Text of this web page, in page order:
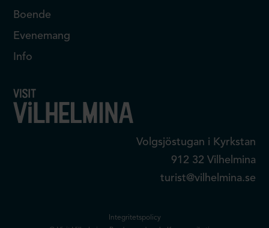
Boende
Evenemang
Info
Volgsjöstugan i Kyrkstan
912 32 Vilhelmina
turist@vilhelmina.se
Integritetspolicy